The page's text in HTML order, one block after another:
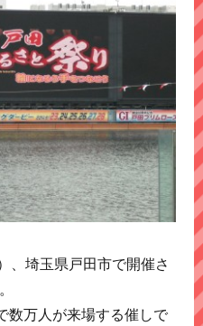
、埼玉県戸田市で開催さ
数万人が来場する催しで